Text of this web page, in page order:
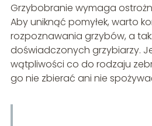
Grzybobranie wymaga
Aby uniknąć pomyłek, warto
rozpoznawania grzybów, a
doświadczonych grzybiarzy.
wątpliwości co do rodzaju
go nie zbierać ani nie